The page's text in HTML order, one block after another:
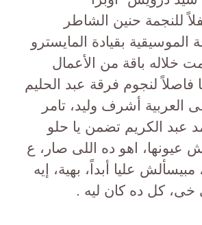
للنجمة حنين الشاطر
الموسيقية بقيادة المايسترو
خلاله باقة من الأعمال
فاصلاً لنجوم فرقة عبد الحليم
العربية أشرف وليد، تامر
عبد الكريم تضمن يا حلو
اهو ده اللى صار، ع
مبيسألش عليا أبداً، بهية، إيه
خى، كل ده كان ليه .